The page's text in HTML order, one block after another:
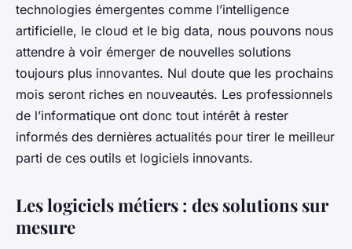
technologies émergentes comme l’intelligence
artificielle, le cloud et le big data, nous pouvons nous
attendre à voir émerger de nouvelles solutions
toujours plus innovantes. Nul doute que les prochains
mois seront riches en nouveautés. Les professionnels
de l’informatique ont donc tout intérêt à rester
informés des dernières actualités pour tirer le meilleur
parti de ces outils et logiciels innovants.
Les logiciels métiers : des solutions sur
mesure